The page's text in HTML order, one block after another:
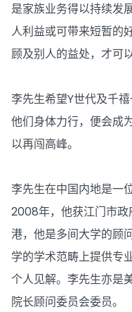
是家族业务得以持续发
人利益或可带来短暂的
顾及别人的益处，才可
李先生希望Y世代及千
他们身体力行，便会成
以再闯高峰。
李先生在中国内地是一
2008年，他获江门市
港，他是多间大学的顾
学的学术范畴上提供专
个人见解。李先生亦是
院长顾问委员会委员。